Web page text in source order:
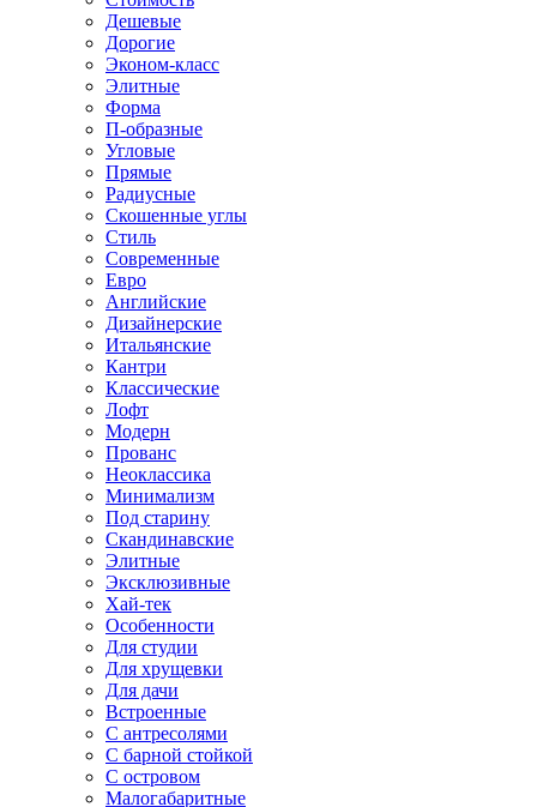
Дешевые
Дорогие
Эконом-класс
Элитные
Форма
П-образные
Угловые
Прямые
Радиусные
Скошенные углы
Стиль
Современные
Евро
Английские
Дизайнерские
Итальянские
Кантри
Классические
Лофт
Модерн
Прованс
Неоклассика
Минимализм
Под старину
Скандинавские
Элитные
Эксклюзивные
Хай-тек
Особенности
Для студии
Для хрущевки
Для дачи
Встроенные
С антресолями
С барной стойкой
С островом
Малогабаритные